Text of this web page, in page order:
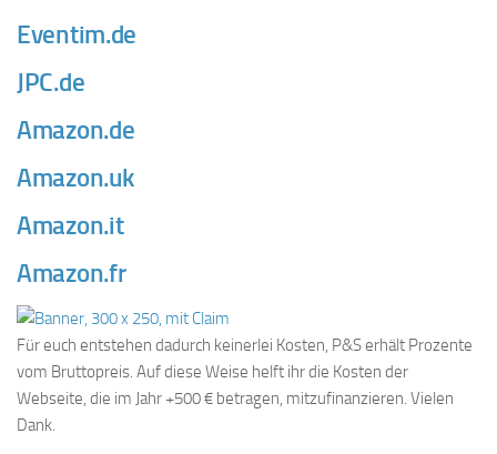
Eventim.de
JPC.de
Amazon.de
Amazon.uk
Amazon.it
Amazon.fr
Für euch entstehen dadurch keinerlei Kosten, P&S erhält Prozente
vom Bruttopreis. Auf diese Weise helft ihr die Kosten der
Webseite, die im Jahr +500 € betragen, mitzufinanzieren. Vielen
Dank.